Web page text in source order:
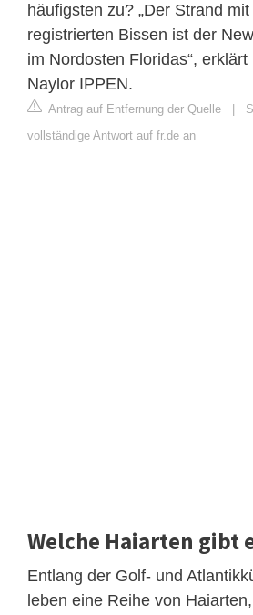
häufigsten zu? „Der Strand
registrierten Bissen ist der
im Nordosten Floridas“,
Naylor IPPEN.
Antrag auf Entfernung der Quelle
vollständige Antwort auf fr.de an
Welche Haiarten gibt
Entlang der Golf- und
leben eine Reihe von